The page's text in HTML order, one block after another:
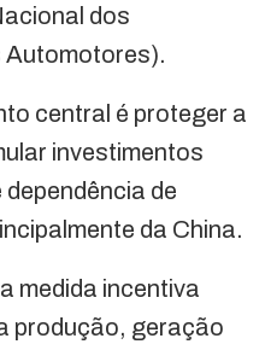
dos
Automotores).
central é proteger a
investimentos
de
da China.
medida incentiva
produção, geração